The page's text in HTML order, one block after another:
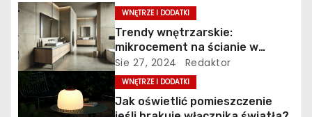
g
a
c
j
WNĘTRZE I DODATKI
Trendy wnętrzarskie:
mikrocement na ścianie w
łazience.
Sie 27, 2024 Redaktor
WNĘTRZE I DODATKI
Jak oświetlić pomieszczenie